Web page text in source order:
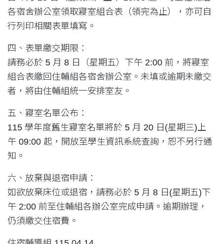
各宿舍辦公室領取寢室組合表（領完為止），亦可自
行列印相關表單填寫。
四、表單繳交期限：
請務必於 5 月 8 日（星期五）下午 2:00 前，將寢室
組合表繳回住輔組各宿舍辦公室。未填或逾期未繳交
者，將由住輔組統一安排室友。
五、寢室名單公布：
115 學年度舊生寢室名單將於 5 月 20 日(星期三)上
午 09:00 起，開放至學生資訊系統查詢，恕不另行通
知。
六、放棄與退宿申請：
如欲放棄床位或退宿，請務必於 5 月 8 日(星期五)下
午 2:00 前至住輔組各辦公室完成申請。逾期辦理，
仍須繳交住宿費。